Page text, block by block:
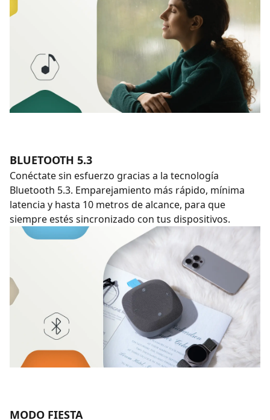
BLUETOOTH 5.3
Conéctate sin esfuerzo gracias a la tecnología
Bluetooth 5.3. Emparejamiento más rápido, mínima
latencia y hasta 10 metros de alcance, para que
siempre estés sincronizado con tus dispositivos.
MODO FIESTA